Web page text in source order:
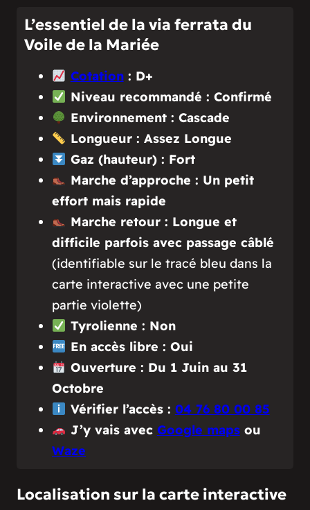
L’essentiel de la via ferrata du
Voile de la Mariée
Cotation: D+
Niveau recommandé : Confirmé
Environnement : Cascade
Longueur : Assez Longue
Gaz (hauteur) : Fort
Marche d’approche : Un petit
effort mais rapide
Marche retour : Longue et
difficile parfois avec passage câblé
(identifiable sur le tracé bleu dans la
carte interactive avec une petite
partie violette)
Tyrolienne : Non
En accès libre : Oui
Ouverture : Du 1 Juin au 31
Octobre
Vérifier l’accès : 04 76 80 00 85
J’y vais avec Google mapsou
Waze
Localisation sur la carte interactive